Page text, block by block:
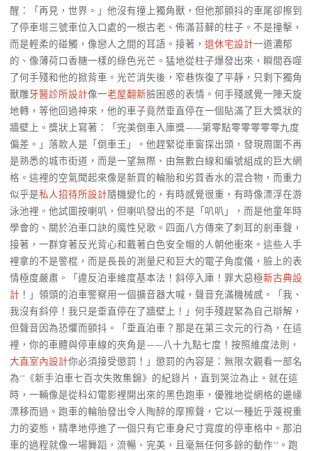
醒：「再見，世界。」他沒有撞上獨角獸，但他那顫抖的車尾卻擦到
了停車塔三號車位入口處的一根古老、佈滿苔蘚的柱子。不是撞擊，
而是輕柔的碰觸，像戀人之間的耳語。接著， 退休宅設計一道濃郁
的、像薄荷口香糖一樣的綠色光芒。猛地從柱子爆發出來，瞬間吞噬
了何手殘和他的掀背車。光芒消失後，窄巷恢復了平靜，只剩下獨角
獸雕牙醫診所設計像一老屋翻新臉困惑的表情。何手殘感覺一陣天旋
地轉，等他回過神來，他的車子竟然垂直停在一個貼滿了巨大獎狀的
牆壁上。獎狀上寫著：「完美倒車入庫獎——第零點零零零零零九度
偏差。」落款人是「倒車王」。他趕緊從車窗探出頭，發現周圍不再
是熟悉的城市街道，而是一望無際、由無數白線和編號組成的巨大網
格。這裡的空氣聞起來像是新買的輪胎和劣質香水的混合物，而重力
似乎是私人招待所設計隨機變化的，有時感覺很重，有時像漂浮在游
泳池裡。他試圖按喇叭，但喇叭發出的不是「叭叭」，而是他童年時
學會的、關於泊車口訣的魔性兒歌。四面八方傳來了刺耳的剎車聲，
接著，一群穿著反光背心和戴著白色安全帽的人朝他衝來。這些人手
裡拿的不是警棍，而是長長的測量尺和巨大的電子角度儀，臉上的表
情極度嚴肅。「違反泊車維度基本法！斜停入庫！罪大惡極新古典設
計 ！」領頭的泊車警察用一個擴音器大喊，聲音充滿機械感。「我、
我沒有斜停！我只是垂直停在了牆壁上！」何手殘趕緊為自己辯解，
但聲音因為恐懼而顫抖。「垂直泊車？那是在第三次元的行為，在這
裡，你的車體與停車線的夾角是——八十九點七度！按照維度法則，
大直室內設計你必須接受懲罰！」懲罰的內容是：無限次觀看一部名
為**《新手泊車七百次失敗集錦》的紀錄片，直到哭泣為止。就在這
時，一輛像是從科幻電影裡開出來的黑色跑車，優雅地從網格的邊緣
漂移而過。跑車的輪胎發出令人陶醉的摩擦聲，它以一種近乎蔑視重
力的姿態，精準地停進了一個只有它車身尺寸寬度的停車格中。那泊
車的過程就像一場舞蹈，流暢、完美，且毫無任何多餘的動作**。跑